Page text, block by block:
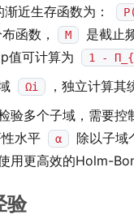
渐近生存函数为：
函数， M
是截止
值可计算为 1 -
Ωi
，独立计算
验多个子域，需要
性水平 α
除以子
用更高效的Holm-
验